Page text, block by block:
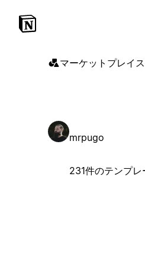
マーケットプレイス
mrpugo
231件のテンプレ